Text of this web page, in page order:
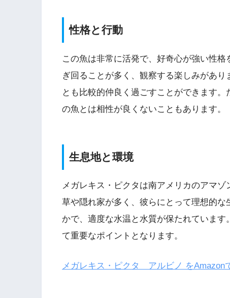
性格と行動
この魚は非常に活発で、好奇心が強い性
ぎ回ることが多く、観察する楽しみがあ
とも比較的仲良く過ごすことができます
の魚とは相性が良くないこともあります。
生息地と環境
メガレキス・ピクタは南アメリカのアマ
草や隠れ家が多く、彼らにとって理想的
かで、適度な水温と水質が保たれていま
て重要なポイントとなります。
メガレキス・ピクタ アルビノ をAmazon